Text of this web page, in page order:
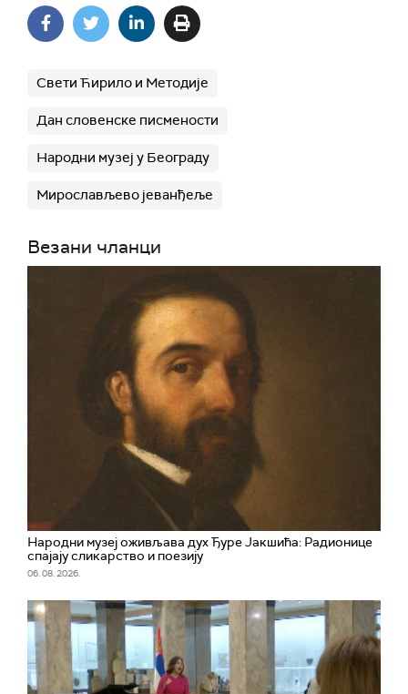
Свети Ћирило и Методије
Дан словенске писмености
Народни музеј у Београду
Мирослављево јеванђеље
Везани чланци
Народни музеј оживљава дух Ђуре Јакшића: Радионице
спајају сликарство и поезију
06. 08. 2026.